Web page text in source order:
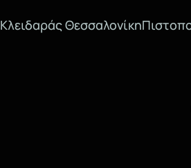
Κλειδαράς Θεσσαλονίκη